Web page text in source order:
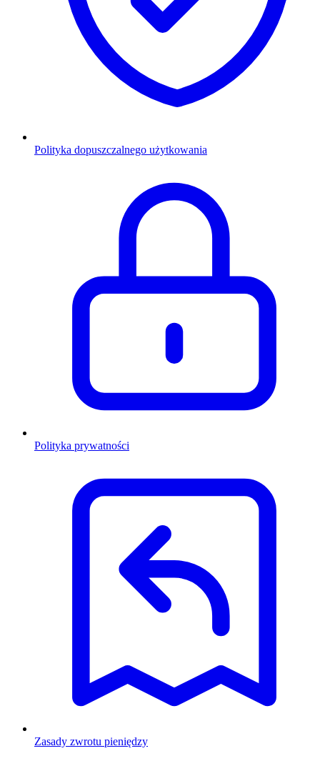
Polityka dopuszczalnego użytkowania
Polityka prywatności
Zasady zwrotu pieniędzy